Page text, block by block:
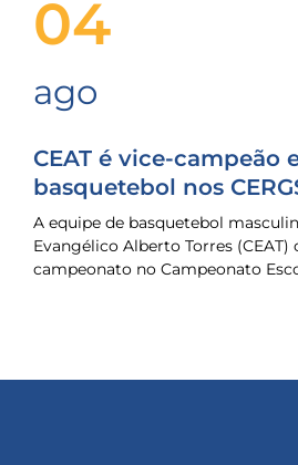
04
ago
CEAT é vice-campeão
basquetebol nos
A equipe de basquetebol
Evangélico Alberto Torres
campeonato no Campeonato